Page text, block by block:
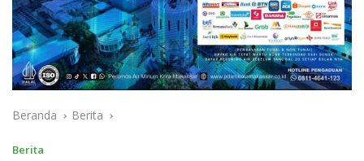
Beranda Berita
Berita